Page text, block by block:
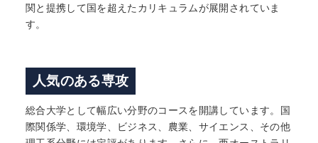
関と提携して国を超えたカリキュラムが展開されていま
す。
人気のある専攻
総合大学として幅広い分野のコースを開講しています。国
際関係学、環境学、ビジネス、農業、サイエンス、その他